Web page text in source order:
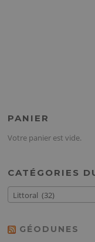
PANIER
Votre panier est vide.
CATÉGORIES
Littoral (32)
GÉODUNES